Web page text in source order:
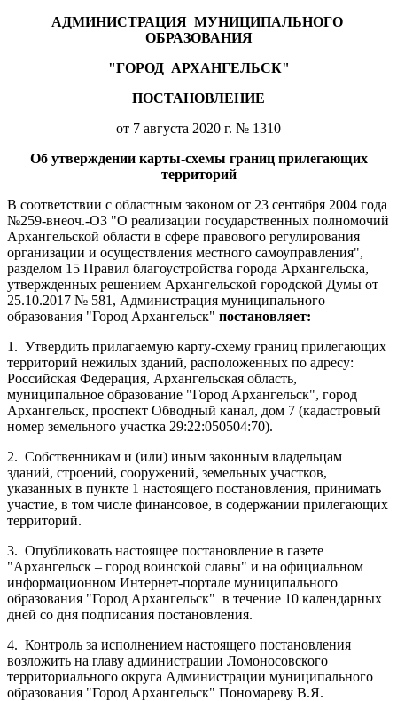
АДМИНИСТРАЦИЯ МУНИЦИПАЛЬНОГО
ОБРАЗОВАНИЯ
"ГОРОД АРХАНГЕЛЬСК"
ПОСТАНОВЛЕНИЕ
от 7 августа 2020 г. № 1310
Об утверждении карты-схемы границ прилегающих
территорий
В соответствии с областным законом от 23 сентября 2004 года
№259-внеоч.-ОЗ "О реализации государственных полномочий
Архангельской области в сфере правового регулирования
организации и осуществления местного самоуправления",
разделом 15 Правил благоустройства города Архангельска,
утвержденных решением Архангельской городской Думы от
25.10.2017 № 581, Администрация муниципального
образования "Город Архангельск" постановляет:
1. Утвердить прилагаемую карту-схему границ прилегающих
территорий нежилых зданий, расположенных по адресу:
Российская Федерация, Архангельская область,
муниципальное образование "Город Архангельск", город
Архангельск, проспект Обводный канал, дом 7 (кадастровый
номер земельного участка 29:22:050504:70).
2. Собственникам и (или) иным законным владельцам
зданий, строений, сооружений, земельных участков,
указанных в пункте 1 настоящего постановления, принимать
участие, в том числе финансовое, в содержании прилегающих
территорий.
3. Опубликовать настоящее постановление в газете
"Архангельск – город воинской славы" и на официальном
информационном Интернет-портале муниципального
образования "Город Архангельск" в течение 10 календарных
дней со дня подписания постановления.
4. Контроль за исполнением настоящего постановления
возложить на главу администрации Ломоносовского
территориального округа Администрации муниципального
образования "Город Архангельск" Пономареву В.Я.